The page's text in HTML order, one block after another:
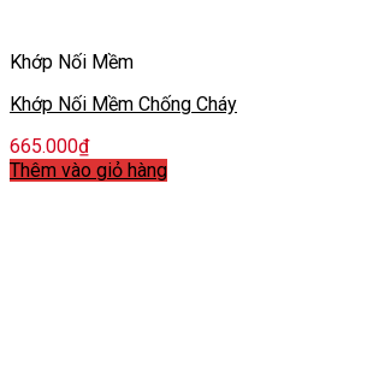
Khớp Nối Mềm
Khớp Nối Mềm Chống Cháy
665.000₫
Thêm vào giỏ hàng